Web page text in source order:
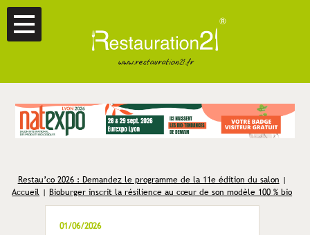
Restau’co 2026 : Demandez le programme de la 11e édition du salon |
Accueil |Bioburger inscrit la résilience au cœur de son modèle 100 % bio
01/06/2026